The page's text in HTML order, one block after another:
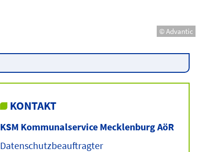
© Advantic
KONTAKT
KSM Kommunalservice Mecklenburg AöR
Datenschutzbeauftragter